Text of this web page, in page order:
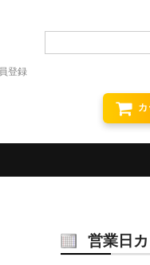
登録
カ
営業日